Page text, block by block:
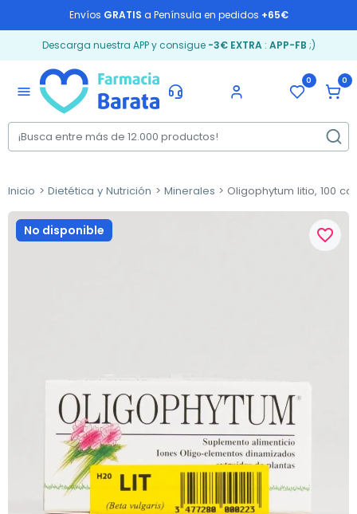
Envíos GRATIS a Península en pedidos +65€
Descarga nuestra APP y consigue -3€ EXTRA: APP-FB ;)
menu
0 0
Inicio Dietética y Nutrición Minerales Oligophytum litio, 100
No disponible favorite_border